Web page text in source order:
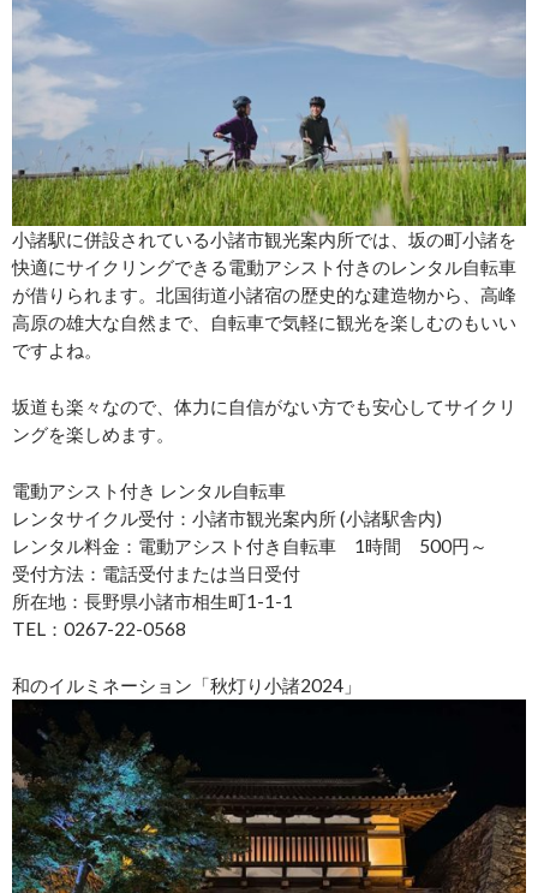
小諸駅に併設されている小諸市観光案内所では、坂の町小諸を
快適にサイクリングできる電動アシスト付きのレンタル自転車
が借りられます。北国街道小諸宿の歴史的な建造物から、高峰
高原の雄大な自然まで、自転車で気軽に観光を楽しむのもいい
ですよね。
坂道も楽々なので、体力に自信がない方でも安心してサイクリ
ングを楽しめます。
電動アシスト付き レンタル自転車
レンタサイクル受付：小諸市観光案内所 (小諸駅舎内)
レンタル料金：電動アシスト付き自転車 1時間 500円～
受付方法：電話受付または当日受付
所在地：長野県小諸市相生町1-1-1
TEL：0267-22-0568
和のイルミネーション「秋灯り小諸2024」